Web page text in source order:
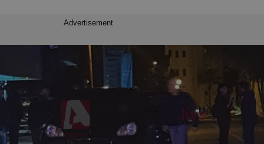
Advertisement